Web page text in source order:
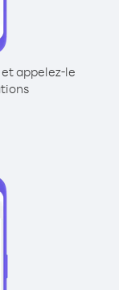
appelez-le